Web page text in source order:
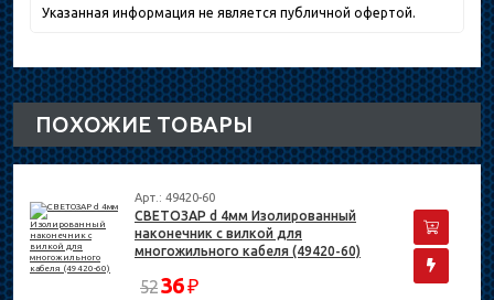
Указанная информация не является публичной офертой.
ПОХОЖИЕ ТОВАРЫ
Арт.: 49420-60
СВЕТОЗАР d 4мм Изолированный
наконечник с вилкой для
многожильного кабеля (49420-60)
5236₽